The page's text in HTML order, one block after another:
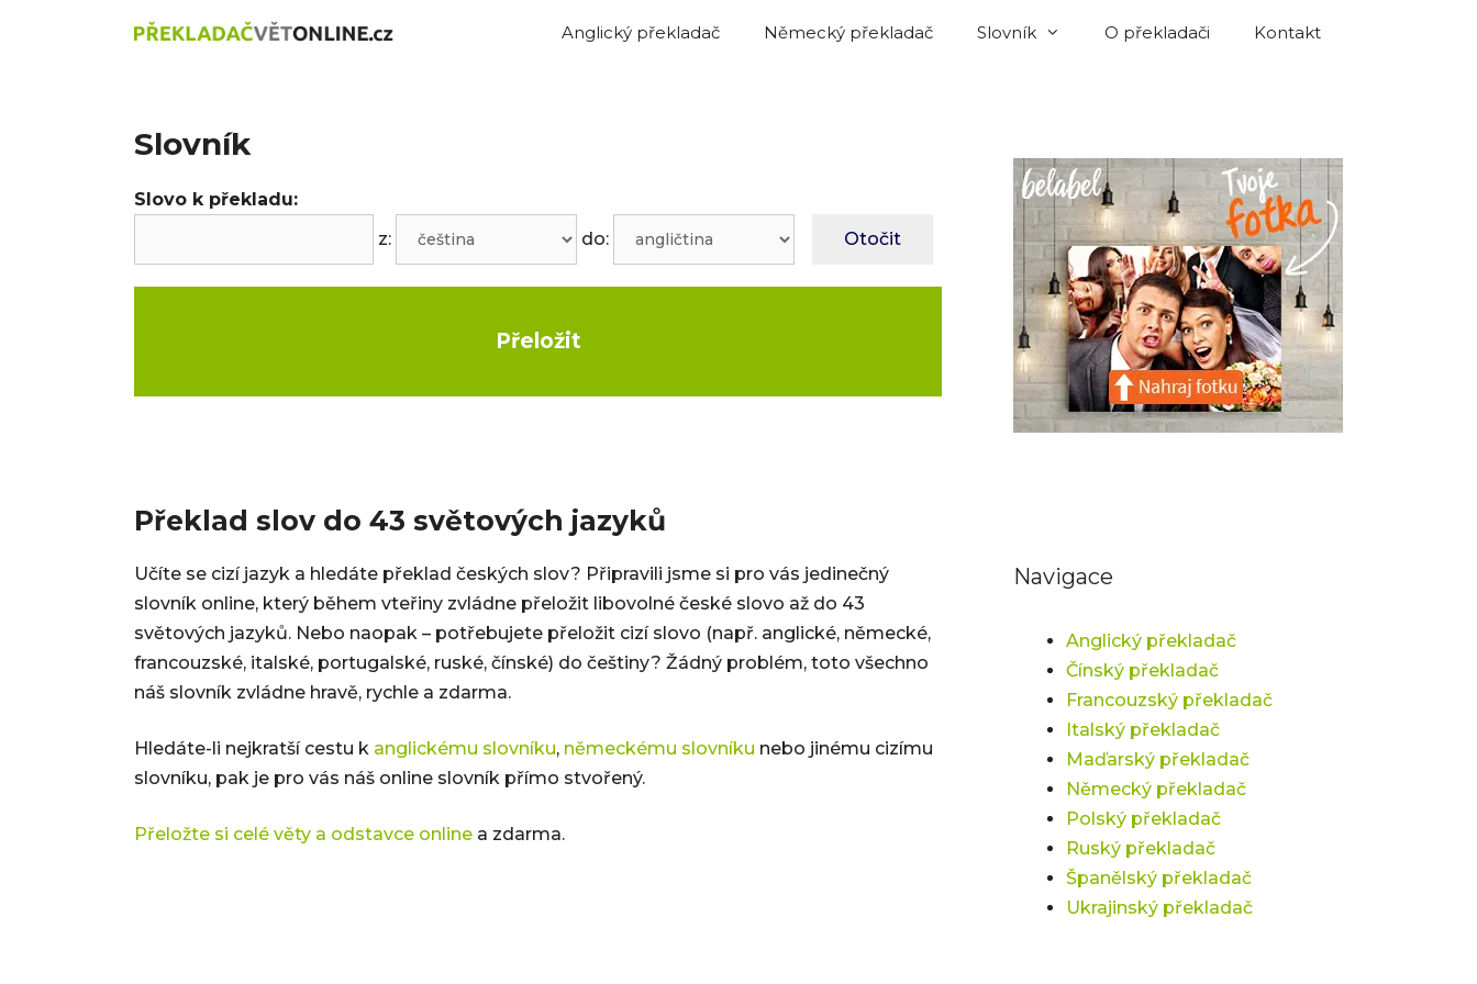
Anglický překladač Německý překladač Slovník O překladači Kontakt
Slovník
Slovo k překladu:
z:
do: Otočit
Překlad slov do 43 světových jazyků
Učíte se cizí jazyk a hledáte překlad českých slov? Připravili jsme si pro vás jedinečný
slovník online, který během vteřiny zvládne přeložit libovolné české slovo až do 43
světových jazyků. Nebo naopak – potřebujete přeložit cizí slovo (např. anglické, německé,
francouzské, italské, portugalské, ruské, čínské) do češtiny? Žádný problém, toto všechno
náš slovník zvládne hravě, rychle a zdarma.
Hledáte-li nejkratší cestu k anglickému slovníku, německému slovníku nebo jinému cizímu
slovníku, pak je pro vás náš online slovník přímo stvořený.
Přeložte si celé věty a odstavce online a zdarma.
Navigace
Anglický překladač
Čínský překladač
Francouzský překladač
Italský překladač
Maďarský překladač
Německý překladač
Polský překladač
Ruský překladač
Španělský překladač
Ukrajinský překladač